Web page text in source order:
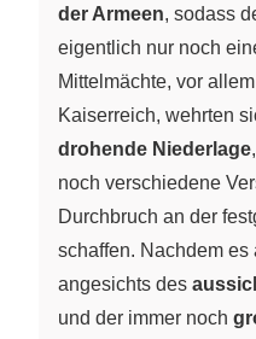
der Armeen, sodass
eigentlich nur noch
Mittelmächte, vor
Kaiserreich, wehrten
drohende Niederlage
noch verschiedene
Durchbruch an der
schaffen. Nachdem
angesichts des
und der immer noch